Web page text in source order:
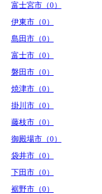
富士宮市（0）
伊東市（0）
島田市（0）
富士市（0）
磐田市（0）
焼津市（0）
掛川市（0）
藤枝市（0）
御殿場市（0）
袋井市（0）
下田市（0）
裾野市（0）